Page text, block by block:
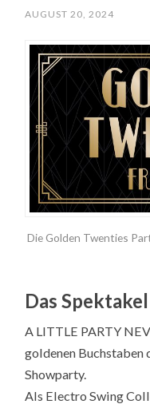
AUGUST 20, 2024
Die Golden Twenties
Das Spektakel
A LITTLE PARTY
goldenen Buchstaben
Showparty.
Als Electro Swing